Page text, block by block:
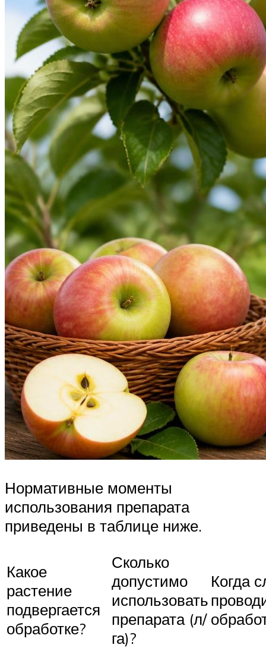
Нормативные моменты
использования препарата
приведены в таблице ниже.
Какое
растение
подвергается
обработке?
Сколько
допустимо
использовать
препарата (л/
га)?
Когда